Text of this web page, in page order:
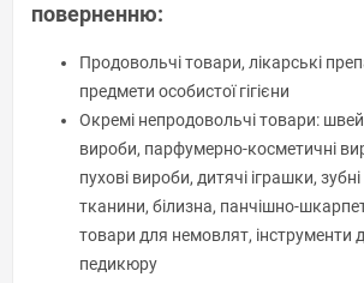
поверненню:
Продовольчі товари, лікарські
предмети особистої гігієни
Окремі непродовольчі товари:
вироби, парфумерно-косметичні
пухові вироби, дитячі іграшки,
тканини, білизна, панчішно-
товари для немовлят, інструменти
педикюру